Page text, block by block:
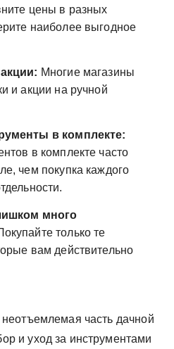
цены в разных
наиболее выгодное
Многие магазины
и акции на ручной
в комплекте:
в комплекте часто
чем покупка каждого
много
только те
вам действительно
часть дачной
и уход за инструментами